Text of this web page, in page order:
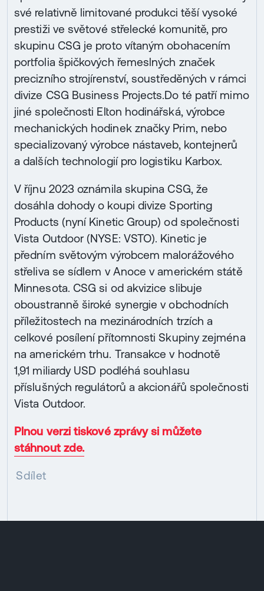
své relativně limitované produkci těší vysoké
prestiži ve světové střelecké komunitě, pro
skupinu CSG je proto vítaným obohacením
portfolia špičkových řemeslných značek
precizního strojírenství, soustředěných v rámci
divize CSG Business Projects.Do té patří mimo
jiné společnosti Elton hodinářská, výrobce
mechanických hodinek značky Prim, nebo
specializovaný výrobce nástaveb, kontejnerů
a dalších technologií pro logistiku Karbox.
V říjnu 2023 oznámila skupina CSG, že
dosáhla dohody o koupi divize Sporting
Products (nyní Kinetic Group) od společnosti
Vista Outdoor (NYSE: VSTO). Kinetic je
předním světovým výrobcem malorážového
střeliva se sídlem v Anoce v americkém státě
Minnesota. CSG si od akvizice slibuje
oboustranně široké synergie v obchodních
příležitostech na mezinárodních trzích a
celkové posílení přítomnosti Skupiny zejména
na americkém trhu. Transakce v hodnotě
1,91 miliardy USD podléhá souhlasu
příslušných regulátorů a akcionářů společnosti
Vista Outdoor.
Plnou verzi tiskové zprávy si můžete
stáhnout zde.
Sdílet